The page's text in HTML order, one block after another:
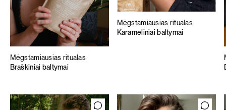
Mėgstamiausias ritualas
Braškiniai baltymai
Mėgstamiausias ritualas
Karameliniai baltymai